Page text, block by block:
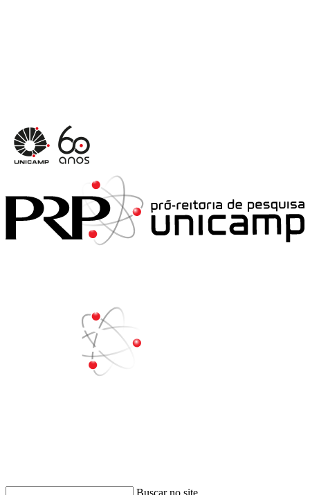
Buscar no site